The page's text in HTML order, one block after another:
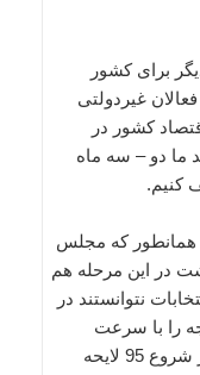
برای کشور
غیردولتی
کشور در
یعنی سال 95 ببندند ما دو – سه ماه
کنیم.
همانطور که مجلس
در این مرحله هم
نتوانستند در
را با سرعت
بیشتری جبران می کنند تا بتوانیم قبل از شروع 95 لایحه